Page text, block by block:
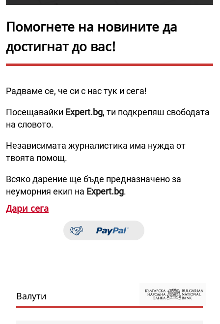
Помогнете на новините да
достигнат до вас!
Радваме се, че си с нас тук и сега!
Посещавайки Expert.bg, ти подкрепяш свободата
на словото.
Независимата журналистика има нужда от
твоята помощ.
Всяко дарение ще бъде предназначено за
неуморния екип на Expert.bg.
Дари сега
Валути